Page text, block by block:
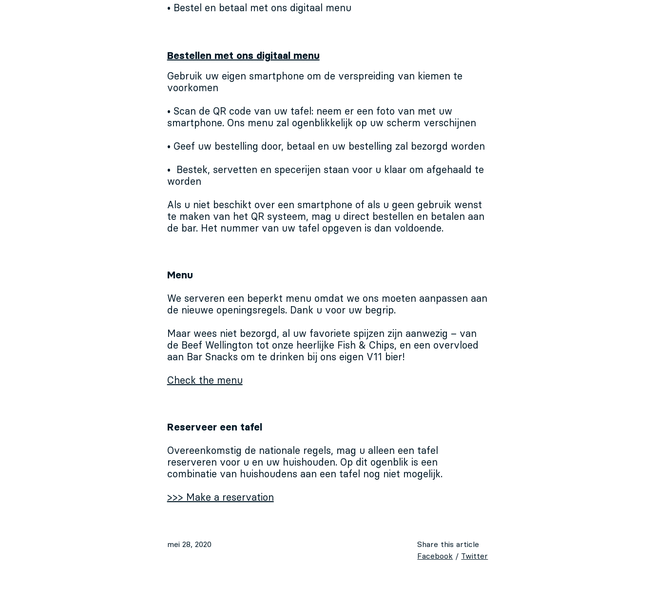
• Bestel en betaal met ons digitaal menu
Bestellen met ons digitaal menu
Gebruik uw eigen smartphone om de verspreiding van kiemen te
voorkomen
• Scan de QR code van uw tafel: neem er een foto van met uw
smartphone. Ons menu zal ogenblikkelijk op uw scherm verschijnen
• Geef uw bestelling door, betaal en uw bestelling zal bezorgd worden
• Bestek, servetten en specerijen staan voor u klaar om afgehaald te
worden
Als u niet beschikt over een smartphone of als u geen gebruik wenst
te maken van het QR systeem, mag u direct bestellen en betalen aan
de bar. Het nummer van uw tafel opgeven is dan voldoende.
Menu
We serveren een beperkt menu omdat we ons moeten aanpassen aan
de nieuwe openingsregels. Dank u voor uw begrip.
Maar wees niet bezorgd, al uw favoriete spijzen zijn aanwezig – van
de Beef Wellington tot onze heerlijke Fish & Chips, en een overvloed
aan Bar Snacks om te drinken bij ons eigen V11 bier!
Check the menu
Reserveer een tafel
Overeenkomstig de nationale regels, mag u alleen een tafel
reserveren voor u en uw huishouden. Op dit ogenblik is een
combinatie van huishoudens aan een tafel nog niet mogelijk.
>>> Make a reservation
mei 28, 2020
Share this article
Facebook / Twitter